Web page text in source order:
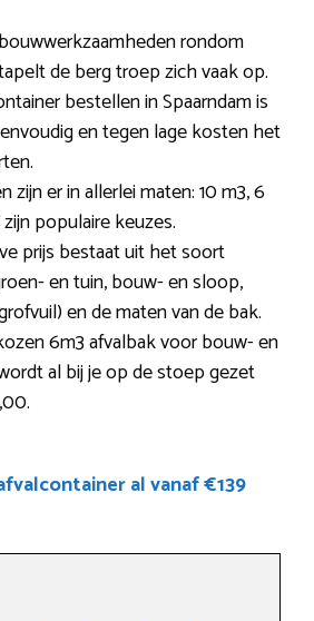
rondom
de berg troep zich vaak op.
bestellen in Spaarndam is
en tegen lage kosten het
zijn er in allerlei maten: 10 m3, 6
populaire keuzes.
prijs bestaat uit het soort
en tuin, bouw- en sloop,
en de maten van de bak.
6m3 afvalbak voor bouw- en
al bij je op de stoep gezet
al vanaf €139